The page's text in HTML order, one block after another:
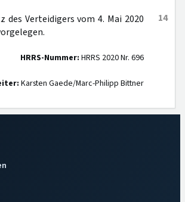
14
des Verteidigers vom 4. Mai 2020
HRRS-Nummer: HRRS 2020 Nr. 696
Karsten Gaede/Marc-Philipp Bittner